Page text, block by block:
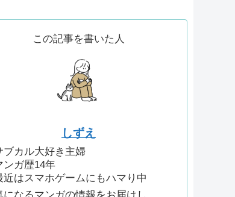
この記事を書いた人
しずえ
ブカル大好き主婦
ンガ歴14年
近はスマホゲームにもハマり中
になるマンガの情報をお届けし